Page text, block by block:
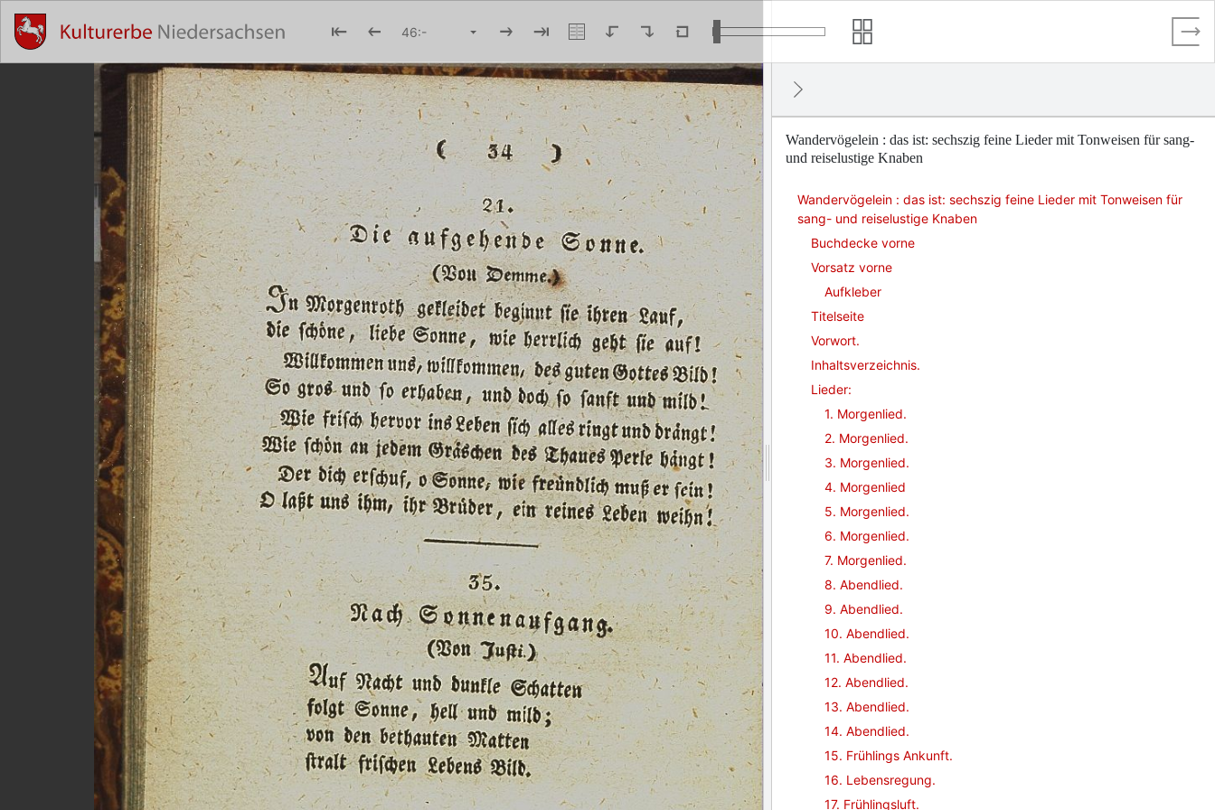
Wandervögelein : das ist: sechszig feine Lieder mit Tonweisen für sang-
und reiselustige Knaben
Wandervögelein : das ist: sechszig feine Lieder mit Tonweisen für
sang- und reiselustige Knaben
Buchdecke vorne
Vorsatz vorne
Aufkleber
Titelseite
Vorwort.
Inhaltsverzeichnis.
Lieder:
1. Morgenlied.
2. Morgenlied.
3. Morgenlied.
4. Morgenlied
5. Morgenlied.
6. Morgenlied.
7. Morgenlied.
8. Abendlied.
9. Abendlied.
10. Abendlied.
11. Abendlied.
12. Abendlied.
13. Abendlied.
14. Abendlied.
15. Frühlings Ankunft.
16. Lebensregung.
17. Frühlingsluft.